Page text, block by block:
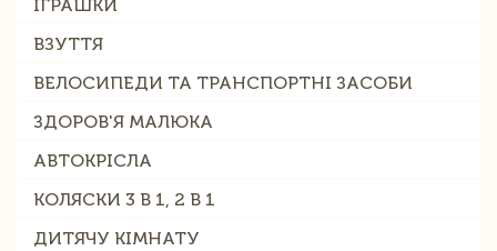
ІГРАШКИ
ВЗУТТЯ
ВЕЛОСИПЕДИ ТА ТРАНСПОРТНІ ЗАСОБИ
ЗДОРОВ'Я МАЛЮКА
АВТОКРІСЛА
КОЛЯСКИ 3 В 1, 2 В 1
ДИТЯЧУ КІМНАТУ